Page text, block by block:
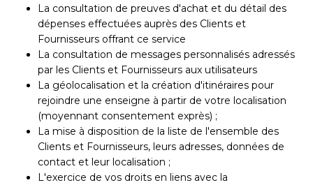
La consultation de preuves d'achat et du détail des
dépenses effectuées auprès des Clients et
Fournisseurs offrant ce service
La consultation de messages personnalisés adressés
par les Clients et Fournisseurs aux utilisateurs
La géolocalisation et la création d'itinéraires pour
rejoindre une enseigne à partir de votre localisation
(moyennant consentement exprès) ;
La mise à disposition de la liste de l'ensemble des
Clients et Fournisseurs, leurs adresses, données de
contact et leur localisation ;
L'exercice de vos droits en liens avec la